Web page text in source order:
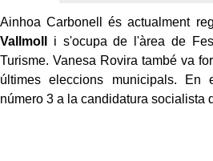
Ainhoa Carbonell és actualment
Vallmoll
i s'ocupa de l'àrea de
Turisme. Vanesa Rovira també va
últimes eleccions municipals.
número 3 a la candidatura socialista